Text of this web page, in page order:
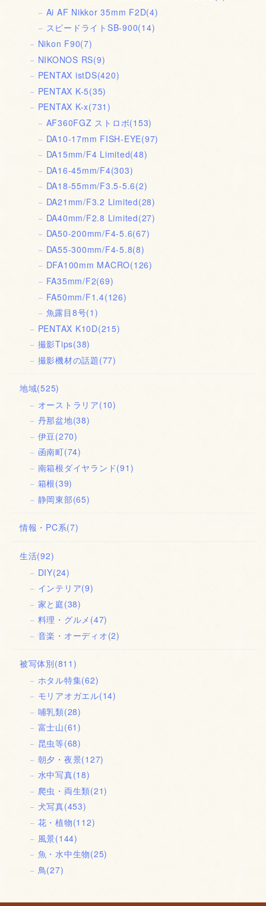
Ai AF Nikkor 35mm F2D(4)
スピードライトSB-900(14)
Nikon F90(7)
NIKONOS RS(9)
PENTAX istDS(420)
PENTAX K-5(35)
PENTAX K-x(731)
AF360FGZ ストロボ(153)
DA10-17mm FISH-EYE(97)
DA15mm/F4 Limited(48)
DA16-45mm/F4(303)
DA18-55mm/F3.5-5.6(2)
DA21mm/F3.2 Limited(28)
DA40mm/F2.8 Limited(27)
DA50-200mm/F4-5.6(67)
DA55-300mm/F4-5.8(8)
DFA100mm MACRO(126)
FA35mm/F2(69)
FA50mm/F1.4(126)
魚露目8号(1)
PENTAX K10D(215)
撮影Tips(38)
撮影機材の話題 (77)
地域(525)
オーストラリア(10)
丹那盆地(38)
伊豆(270)
函南町(74)
南箱根ダイヤランド(91)
箱根(39)
静岡東部(65)
情報・PC系(7)
生活(92)
DIY(24)
インテリア(9)
家と庭(38)
料理・グルメ (47)
音楽・オーディオ(2)
被写体別(811)
ホタル特集(62)
モリアオガエル(14)
哺乳類(28)
富士山(61)
昆虫等(68)
朝夕・夜景(127)
水中写真(18)
爬虫・両生類(21)
犬写真(453)
花・植物(112)
風景(144)
魚・水中生物(25)
鳥(27)